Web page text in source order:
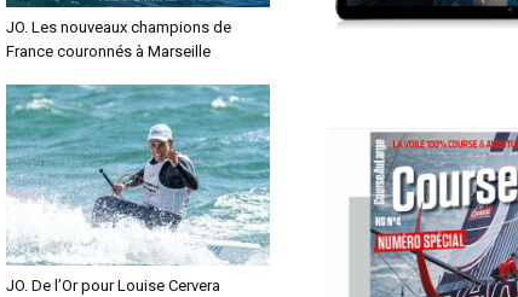
JO. Les nouveaux champions de
France couronnés à Marseille
JO. De l’Or pour Louise Cervera